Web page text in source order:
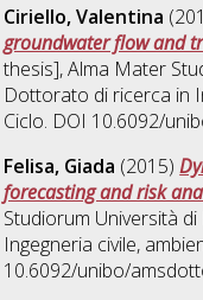
Ciriello, Valentina
groundwater flow and
thesis], Alma Mater
Dottorato di ricerca in
Ciclo. DOI 10.6092/
Felisa, Giada (2015)
forecasting and risk
Studiorum Università
Ingegneria civile,
10.6092/unibo/